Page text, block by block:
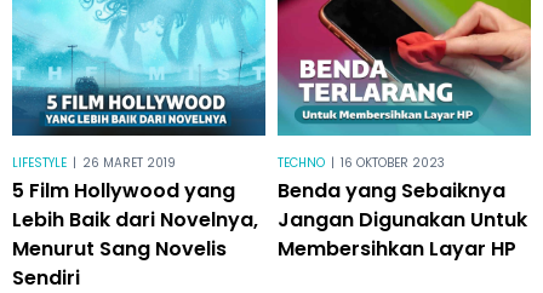
LIFESTYLE | 26 MARET 2019
5 Film Hollywood yang
Lebih Baik dari Novelnya,
Menurut Sang Novelis
Sendiri
TECHNO | 16 OKTOBER 2023
Benda yang Sebaiknya
Jangan Digunakan Untuk
Membersihkan Layar HP